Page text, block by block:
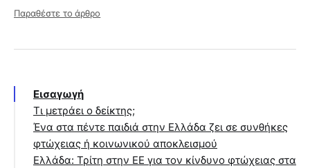
Παραθέστε το άρθρο
Εισαγωγή
Τι μετράει ο δείκτης;
Ένα στα πέντε παιδιά στην Ελλάδα ζει σε συνθήκες
φτώχειας ή κοινωνικού αποκλεισμού
Ελλάδα: Τρίτη στην ΕΕ για τον κίνδυνο φτώχειας στα